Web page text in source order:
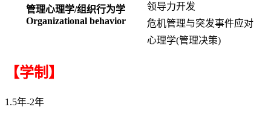
管理心理学/组织行为学
Organizational behavior
领导力开发
危机管理与突发事件应对
心理学(管理决策)
【学制】
1.5年-2年